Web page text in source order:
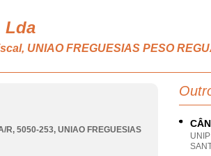
Lda
UNIAO FREGUESIAS PESO
R, 5050-253, UNIAO FREGUESIAS
UNIP